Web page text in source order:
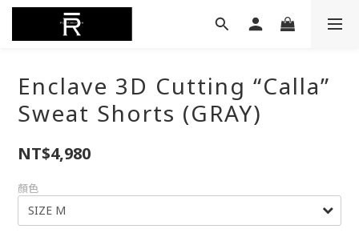
Enclave 3D Cutting “Calla”
Sweat Shorts (GRAY)
NT$4,980
顏色